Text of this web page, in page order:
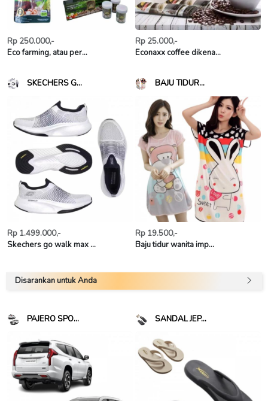
Rp 250.000,-
Eco farming, atau per...
Rp 25.000,-
Econaxx coffee dikena...
SKECHERS G...
Rp 1.499.000,-
Skechers go walk max ...
BAJU TIDUR...
Rp 19.500,-
Baju tidur wanita imp...
Disarankan untuk Anda
PAJERO SPO... SANDAL JEP...